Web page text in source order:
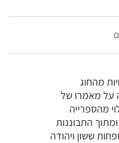
מהחוג
על מאמרו של
מהספרייה
התבוננות
ששון ויהודה